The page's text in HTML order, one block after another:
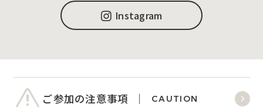
Instagram
ご参加の注意事項 CAUTION